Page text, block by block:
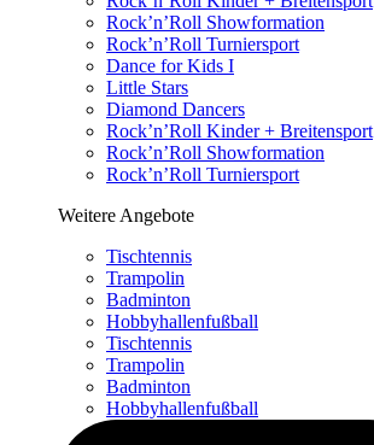
Rock’n’Roll Showformation
Rock’n’Roll Turniersport
Dance for Kids I
Little Stars
Diamond Dancers
Rock’n’Roll Kinder + Breitensport
Rock’n’Roll Showformation
Rock’n’Roll Turniersport
Weitere Angebote
Tischtennis
Trampolin
Badminton
Hobbyhallenfußball
Tischtennis
Trampolin
Badminton
Hobbyhallenfußball